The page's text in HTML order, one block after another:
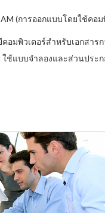
(การออกแบบโดยใช้ค
คอมพิวเตอร์สำหรับเอกสา
ใช้แบบจำลองและส่วนประ